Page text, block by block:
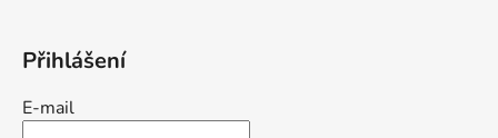
Přihlášení
E-mail